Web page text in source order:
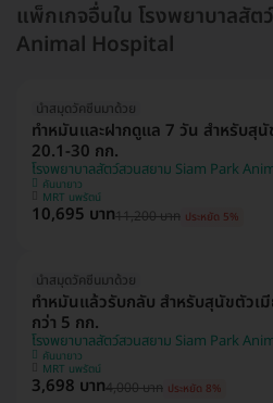
แพ็กเกจอื่นใน โรงพยาบาลสั
Animal Hospital
นำสมุดวัคซีนมาด้วย
ทำหมันและฝากดูแล 7 วัน สำหรับสุ
20.1-30 กก.
โรงพยาบาลสัตว์สวนสยาม Siam Park
คันนายาว
MRT นพรัตน์
10,695 บาท11,200 บาท ประหยัด 5%
นำสมุดวัคซีนมาด้วย
ทำหมันแล้วรับกลับ สำหรับสุนัขตัวเ
กว่า 5 กก.
โรงพยาบาลสัตว์สวนสยาม Siam Park
คันนายาว
MRT นพรัตน์
3,698 บาท4,000 บาท ประหยัด 8%